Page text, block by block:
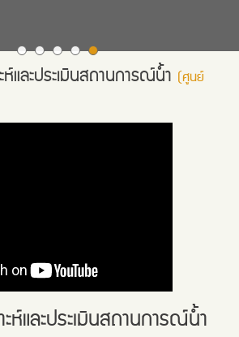
ห์และประเมินสถานการณ์น้ำ (ศูนย์
ะห์และประเมินสถานการณ์น้ำ